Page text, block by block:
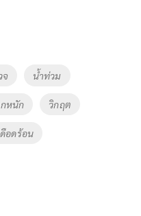
จ น้ำท่วม
หนัก วิกฤต
ดือดร้อน